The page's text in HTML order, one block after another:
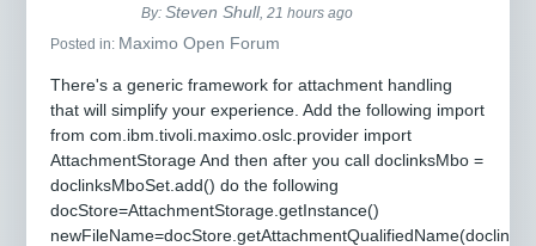
By:Steven Shull, 21 hours ago
Posted in: Maximo Open Forum
There's a generic framework for attachment handling
that will simplify your experience. Add the following import
from com.ibm.tivoli.maximo.oslc.provider import
AttachmentStorage And then after you call doclinksMbo =
doclinksMboSet.add() do the following
docStore=AttachmentStorage.getInstance()